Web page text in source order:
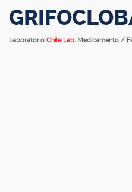
Laboratorio Chile Lab. Medicamento /